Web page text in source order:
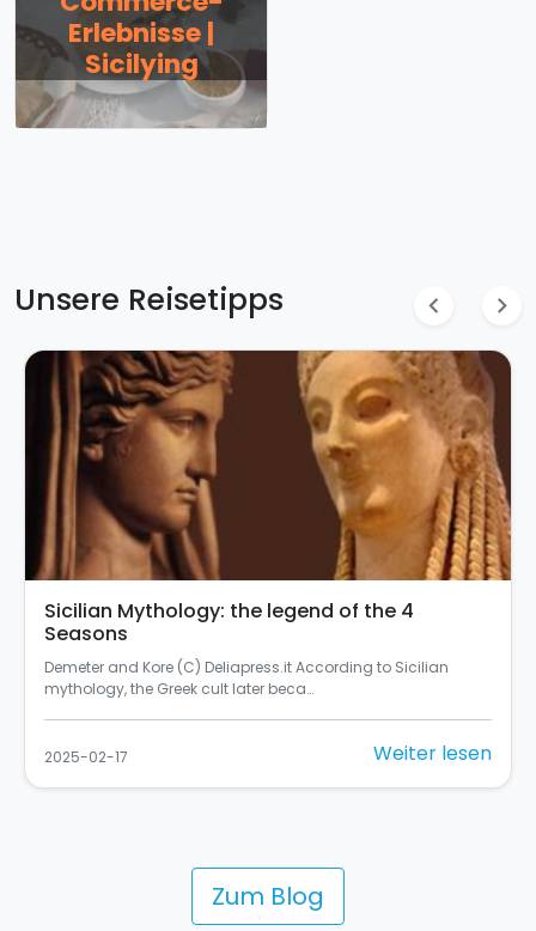
Erlebnisse |
Sicilying
Unsere Reisetipps chevron_left chevron_right
Sicilian Mythology: the legend of the 4
Seasons
Demeter and Kore (C) Deliapress.it According to Sicilian
mythology, the Greek cult later beca…
2025-02-17 Weiter lesen
Zum Blog